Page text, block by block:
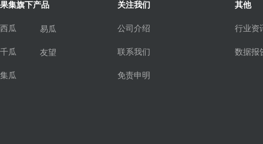
果集旗下产品
西瓜
千瓜
集瓜
易瓜
友望
关注我们
公司介绍
联系我们
免责申明
其他
行业资
数据报